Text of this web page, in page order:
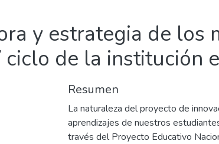
y estrategia de los
de la institución
Resumen
La naturaleza del proyecto de
aprendizajes de nuestros
través del Proyecto Educativo